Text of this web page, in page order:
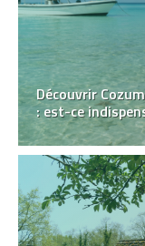
Découvrir
: est-ce